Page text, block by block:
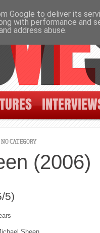
CATEGORY
(2006)
5)
Google to deliver its
with performance and
address abuse.